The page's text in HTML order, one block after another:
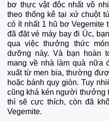
bơ thực vật độc nhất vô
theo thống kê tại xứ chuột
có ít nhất 1 hũ bơ Vegemite
đã đặt vé máy bay đi Úc,
qua việc thưởng thức
dưỡng này. Và bạn hoàn
mang về nhà làm quà nữa
xuất từ men bia, thường
hoặc bánh quy giòn. Tuy
cũng khá kén người thưởng
thì sẽ cực thích, còn đã
Vegemite.